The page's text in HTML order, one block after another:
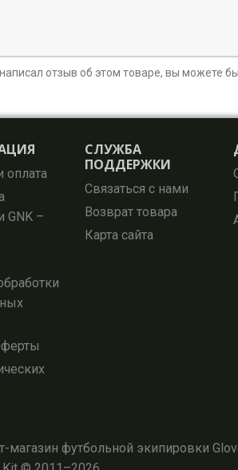
отзыв об этом товаре, вы можете
оплата
GNK –
СЛУЖБА
ПОДДЕРЖКИ
Связаться с нами
Возврат товара
Карта сайта
магазин футбольной экипировки